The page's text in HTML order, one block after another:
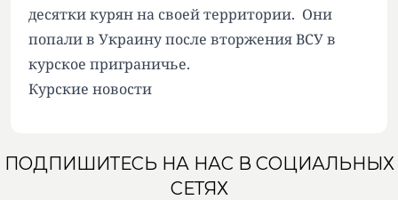
десятки курян на своей территории. Они
попали в Украину после вторжения ВСУ в
курское приграничье.
Курские новости
ПОДПИШИТЕСЬ НА НАС В СОЦИАЛЬНЫХ
СЕТЯХ